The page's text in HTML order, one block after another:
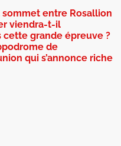
entre Rosallion
viendra-t-il
grande épreuve ?
de
qui s’annonce riche